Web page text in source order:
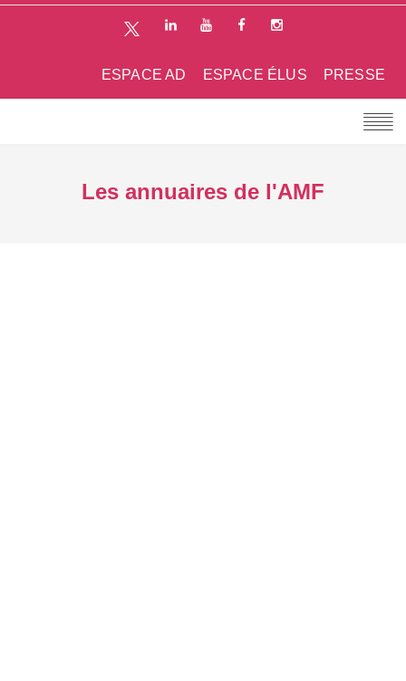
PRESSE
ESPACE ÉLUS
ESPACE AD
Les annuaires de l'AMF